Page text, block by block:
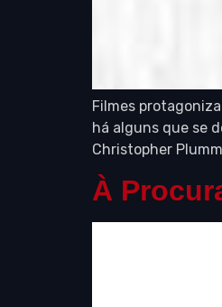
Filmes
há alguns que se
Christopher
À